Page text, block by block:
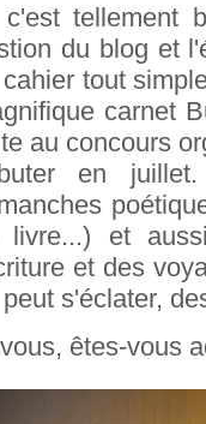
tellement
du blog et
tout
carnet
au concours
en
livre...) et
et des
s'éclater,
êtes-vous